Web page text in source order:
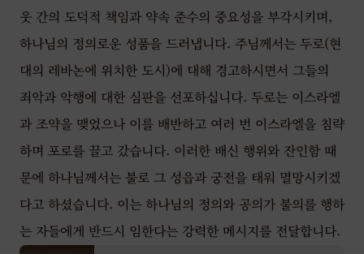
웃 간의 도덕적 책임과 약속 준수의 중요성을 부각시키며,
하나님의 정의로운 성품을 드러냅니다. 주님께서는 두로(현
대의 레바논에 위치한 도시)에 대해 경고하시면서 그들의
죄악과 악행에 대한 심판을 선포하십니다. 두로는 이스라엘
과 조약을 맺었으나 이를 배반하고 여러 번 이스라엘을 침략
하며 포로를 끌고 갔습니다. 이러한 배신 행위와 잔인함 때
문에 하나님께서는 불로 그 성읍과 궁전을 태워 멸망시키겠
다고 하셨습니다. 이는 하나님의 정의와 공의가 불의를 행하
는 자들에게 반드시 임한다는 강력한 메시지를 전달합니다.